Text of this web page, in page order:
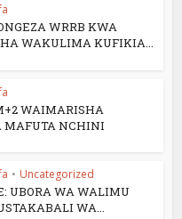
WRRB KWA
WAKULIMA KUFIKIA...
WAIMARISHA
NCHINI
• Uncategorized
UBORA WA WALIMU
WA...